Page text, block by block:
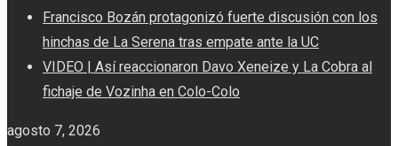
Francisco Bozán protagonizó fuerte discusión con los
hinchas de La Serena tras empate ante la UC
VIDEO | Así reaccionaron Davo Xeneize y La Cobra al
fichaje de Vozinha en Colo-Colo
agosto 7, 2026